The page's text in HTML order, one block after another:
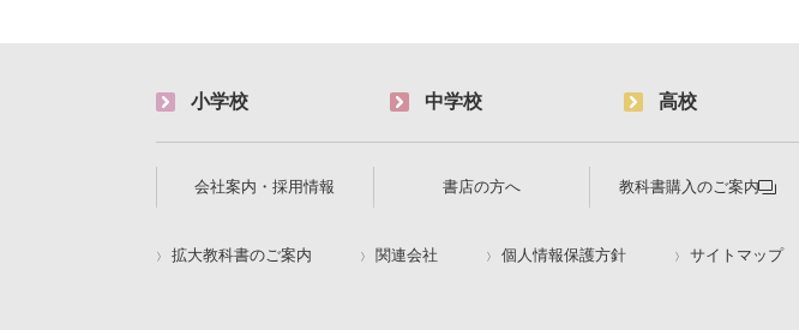
小学校 中学校 高校
会社案内・採用情報 書店の方へ 教科書購入のご案内
拡大教科書のご案内 関連会社 個人情報保護方針 サイトマップ